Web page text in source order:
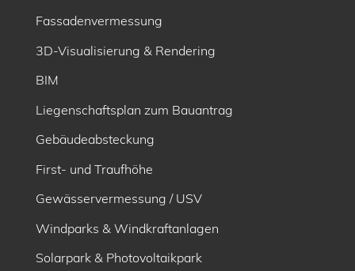
Fassadenvermessung
3D-Visualisierung & Rendering
BIM
Liegenschaftsplan zum Bauantrag
Gebäudeabsteckung
First- und Traufhöhe
Gewässervermessung / USV
Windparks & Windkraftanlagen
Solarpark & Photovoltaikpark